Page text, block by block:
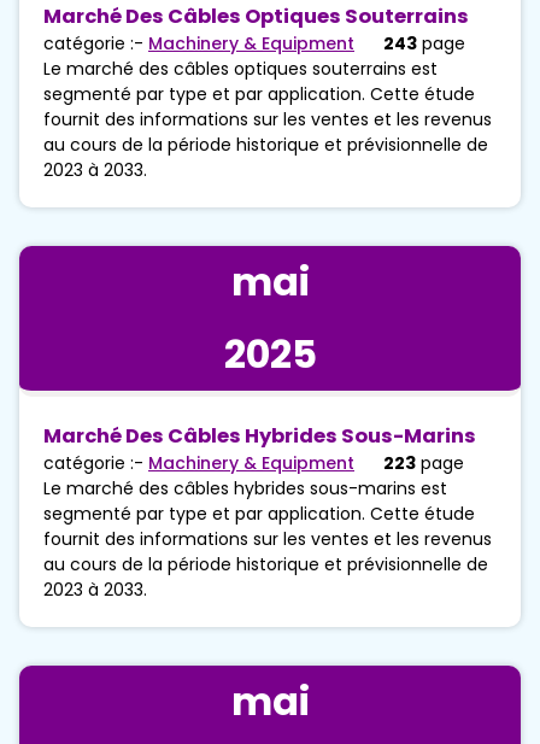
Marché Des Câbles Optiques Souterrains
catégorie :- Machinery & Equipment 243 page
Le marché des câbles optiques souterrains est
segmenté par type et par application. Cette étude
fournit des informations sur les ventes et les revenus
au cours de la période historique et prévisionnelle de
2023 à 2033.
mai
2025
Marché Des Câbles Hybrides Sous-Marins
catégorie :- Machinery & Equipment 223 page
Le marché des câbles hybrides sous-marins est
segmenté par type et par application. Cette étude
fournit des informations sur les ventes et les revenus
au cours de la période historique et prévisionnelle de
2023 à 2033.
mai